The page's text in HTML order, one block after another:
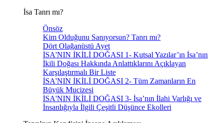
İsa Tanrı mı?
Önsöz
Kim Olduğunu Sanıyorsun? Tanrı mı?
Dört Olağanüstü Ayet
İSA'NIN İKİLİ DOĞASI 1- Kutsal Yazılar’ın İsa’nın
İkili Doğası Hakkında Anlattıklarını Açıklayan
Karşılaştırmalı Bir Liste
İSA'NIN İKİLİ DOĞASI 2- Tüm Zamanların En
Büyük Mucizesi
İSA'NIN İKİLİ DOĞASI 3- İsa’nın İlahi Varlığı ve
İnsanlığıyla İlgili Çeşitli Düşünce Ekolleri